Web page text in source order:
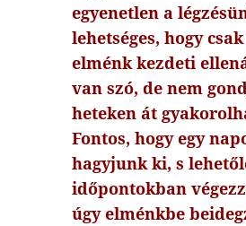
egyenetlen a
lehetséges, hogy
elménk kezdeti
van szó, de nem
heteken át
Fontos, hogy egy
hagyjunk ki, s
időpontokban
úgy elménkbe